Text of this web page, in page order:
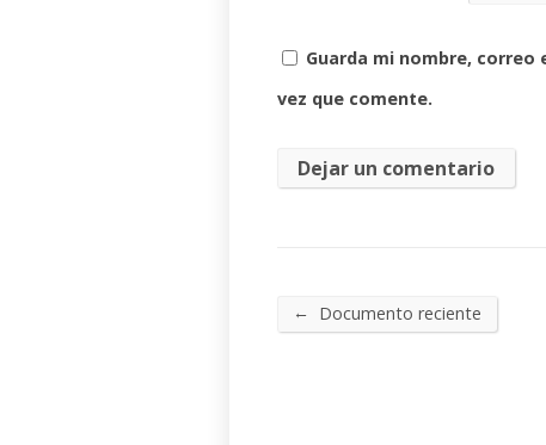
Guarda mi nombre,
vez que comente.
← Documento reciente